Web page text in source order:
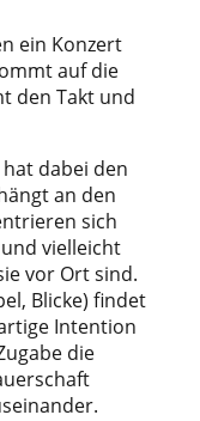
ein Konzert
auf die
den Takt und
dabei den
an den
sich
vielleicht
vor Ort sind.
Blicke) findet
Intention
die